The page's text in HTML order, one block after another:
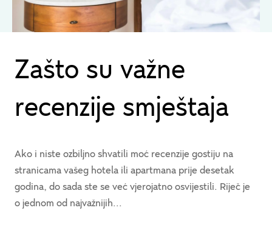
Zašto su važne
recenzije smještaja
Ako i niste ozbiljno shvatili moć recenzije gostiju na
stranicama vašeg hotela ili apartmana prije desetak
godina, do sada ste se već vjerojatno osvijestili. Riječ je
o jednom od najvažnijih...